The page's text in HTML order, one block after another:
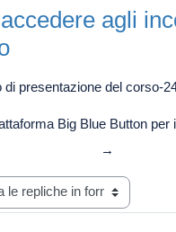
agli
presentazione del corso-
Big Blue Button per
→